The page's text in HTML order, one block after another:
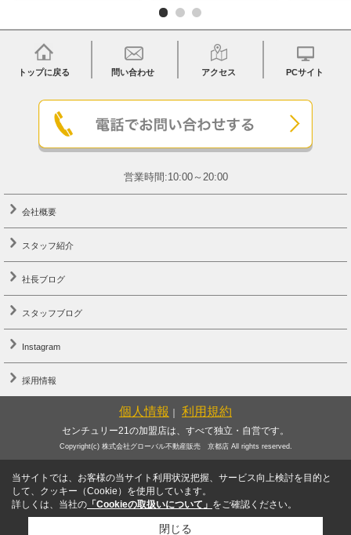
トップに戻る 問い合わせ アクセス PCサイト
営業時間:10:00～20:00
会社概要
スタッフ紹介
社長ブログ
スタッフブログ
Instagram
採用情報
個人情報 利用規約
センチュリー21の加盟店は、すべて独立・自営です。
Copyright(c) 株式会社グローバル不動産販売 京都店 All rights reserved.
当サイトでは、お客様の当サイト利用状況把握、サービス向上検討を目的と
して、クッキー（Cookie）を使用しています。
詳しくは、当社の 「Cookieの取扱いについて」 をご確認ください。
閉じる